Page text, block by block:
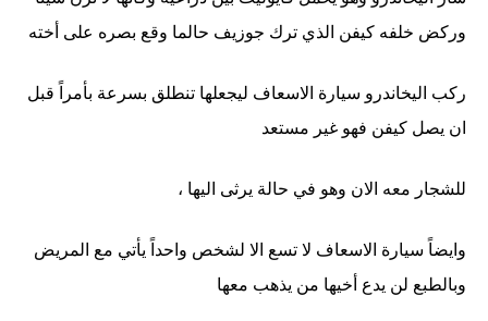
وركض خلفه كيفن الذي ترك جوزيف حالما وقع بصره على أخته
ركب اليخاندرو سيارة الاسعاف ليجعلها تنطلق بسرعة بأمراً قبل
ان يصل كيفن فهو غير مستعد
للشجار معه الان وهو في حالة يرثى اليها ،
وايضاً سيارة الاسعاف لا تسع الا لشخص واحداً يأتي مع المريض
وبالطبع لن يدع أخيها من يذهب معها